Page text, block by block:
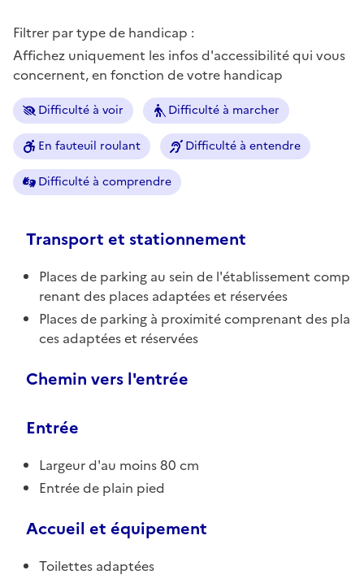
Filtrer par type de handicap :
Affichez uniquement les infos d'accessibilité qui vous
concernent, en fonction de votre handicap
Difficulté à voir Difficulté à marcher
En fauteuil roulant Difficulté à entendre
Difficulté à comprendre
Transport et stationnement
Places de parking au sein de l'établissement comp
renant des places adaptées et réservées
Places de parking à proximité comprenant des pla
ces adaptées et réservées
Chemin vers l'entrée
Entrée
Largeur d'au moins 80 cm
Entrée de plain pied
Accueil et équipement
Toilettes adaptées